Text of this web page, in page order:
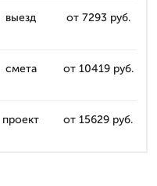
выезд от 7293 руб.
смета от 10419 руб.
проект от 15629 руб.